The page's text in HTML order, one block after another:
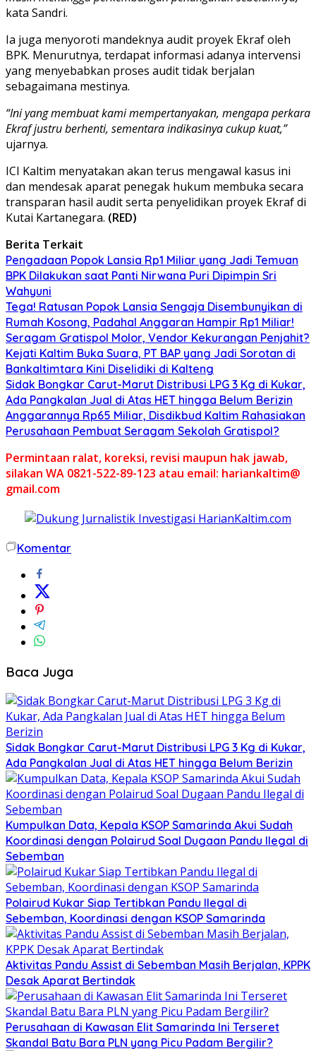
kata Sandri.
Ia juga menyoroti mandeknya audit proyek Ekraf oleh
BPK. Menurutnya, terdapat informasi adanya intervensi
yang menyebabkan proses audit tidak berjalan
sebagaimana mestinya.
“Ini yang membuat kami mempertanyakan, mengapa perkara
Ekraf justru berhenti, sementara indikasinya cukup kuat,”
ujarnya.
ICI Kaltim menyatakan akan terus mengawal kasus ini
dan mendesak aparat penegak hukum membuka secara
transparan hasil audit serta penyelidikan proyek Ekraf di
Kutai Kartanegara. (RED)
Berita Terkait
Pengadaan Popok Lansia Rp1 Miliar yang Jadi Temuan
BPK Dilakukan saat Panti Nirwana Puri Dipimpin Sri
Wahyuni
Tega! Ratusan Popok Lansia Sengaja Disembunyikan di
Rumah Kosong, Padahal Anggaran Hampir Rp1 Miliar!
Seragam Gratispol Molor, Vendor Kekurangan Penjahit?
Kejati Kaltim Buka Suara, PT BAP yang Jadi Sorotan di
Bankaltimtara Kini Diselidiki di Kalteng
Sidak Bongkar Carut-Marut Distribusi LPG 3 Kg di Kukar,
Ada Pangkalan Jual di Atas HET hingga Belum Berizin
Anggarannya Rp65 Miliar, Disdikbud Kaltim Rahasiakan
Perusahaan Pembuat Seragam Sekolah Gratispol?
Permintaan ralat, koreksi, revisi maupun hak jawab,
silakan WA 0821-522-89-123 atau email: hariankaltim@
gmail.com
Komentar
Baca Juga
Sidak Bongkar Carut-Marut Distribusi LPG 3 Kg di Kukar,
Ada Pangkalan Jual di Atas HET hingga Belum Berizin
Kumpulkan Data, Kepala KSOP Samarinda Akui Sudah
Koordinasi dengan Polairud Soal Dugaan Pandu Ilegal di
Sebemban
Polairud Kukar Siap Tertibkan Pandu Ilegal di
Sebemban, Koordinasi dengan KSOP Samarinda
Aktivitas Pandu Assist di Sebemban Masih Berjalan, KPPK
Desak Aparat Bertindak
Perusahaan di Kawasan Elit Samarinda Ini Terseret
Skandal Batu Bara PLN yang Picu Padam Bergilir?